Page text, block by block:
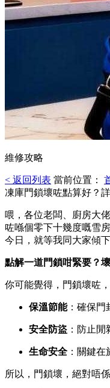
維修攻略
< 返回列表 當前位置：
凍庫門鎖壞咗點算好？
喂，各位老闆、廚房大
咗喺個零下十幾度嘅雪
今日，就等我同大家傾下
點解一道門鎖咁緊要？
你可能覺得，門鎖壞咗
保溫節能：確保門
安全防盜 ：防止
生命安全 ：關鍵
所以，門鎖壞，絕對唔